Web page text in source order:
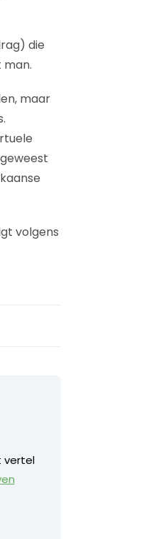
die
man.
maar
volgens
vertel